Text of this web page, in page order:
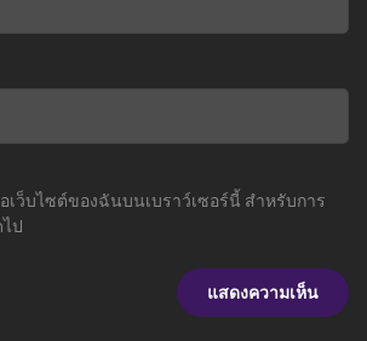
เว็บไซต์ของฉันบนเบราว์เซอร์นี้ สำหรับการ
ป